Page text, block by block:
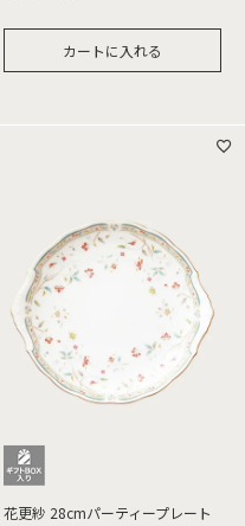
カートに入れる
花更紗 28cmパーティープレート